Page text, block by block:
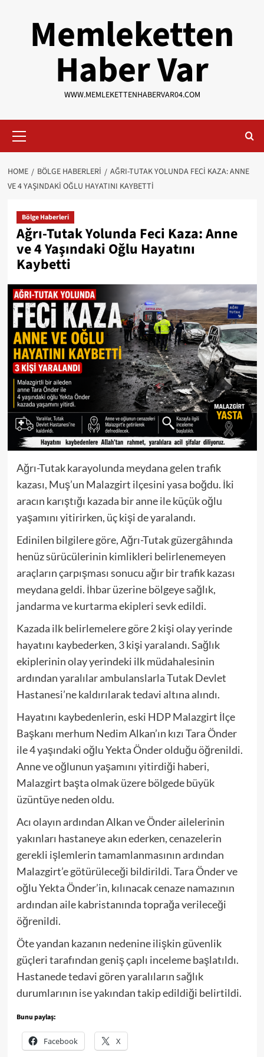
Memleketten
Haber Var
WWW.MEMLEKETTENHABERVAR04.COM
Menu
HOME BÖLGE HABERLERI
AĞRI-TUTAK YOLUNDA FECI KAZA: ANNE
VE 4 YAŞINDAKI OĞLU HAYATINI KAYBETTI
Bölge Haberleri
Ağrı-Tutak Yolunda Feci Kaza: Anne
ve 4 Yaşındaki Oğlu Hayatını
Kaybetti
Ağrı-Tutak karayolunda meydana gelen trafik
kazası, Muş’un Malazgirt ilçesini yasa boğdu. İki
aracın karıştığı kazada bir anne ile küçük oğlu
yaşamını yitirirken, üç kişi de yaralandı.
Edinilen bilgilere göre, Ağrı-Tutak güzergâhında
henüz sürücülerinin kimlikleri belirlenemeyen
araçların çarpışması sonucu ağır bir trafik kazası
meydana geldi. İhbar üzerine bölgeye sağlık,
jandarma ve kurtarma ekipleri sevk edildi.
Kazada ilk belirlemelere göre 2 kişi olay yerinde
hayatını kaybederken, 3 kişi yaralandı. Sağlık
ekiplerinin olay yerindeki ilk müdahalesinin
ardından yaralılar ambulanslarla Tutak Devlet
Hastanesi’ne kaldırılarak tedavi altına alındı.
Hayatını kaybedenlerin, eski HDP Malazgirt İlçe
Başkanı merhum Nedim Alkan’ın kızı Tara Önder
ile 4 yaşındaki oğlu Yekta Önder olduğu öğrenildi.
Anne ve oğlunun yaşamını yitirdiği haberi,
Malazgirt başta olmak üzere bölgede büyük
üzüntüye neden oldu.
Acı olayın ardından Alkan ve Önder ailelerinin
yakınları hastaneye akın ederken, cenazelerin
gerekli işlemlerin tamamlanmasının ardından
Malazgirt’e götürüleceği bildirildi. Tara Önder ve
oğlu Yekta Önder’in, kılınacak cenaze namazının
ardından aile kabristanında toprağa verileceği
öğrenildi.
Öte yandan kazanın nedenine ilişkin güvenlik
güçleri tarafından geniş çaplı inceleme başlatıldı.
Hastanede tedavi gören yaralıların sağlık
durumlarının ise yakından takip edildiği belirtildi.
Bunu paylaş:
Facebook X